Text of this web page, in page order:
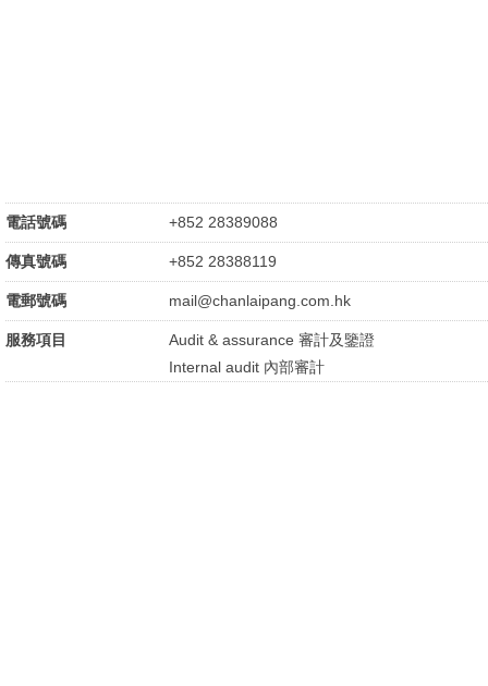
電話號碼 +852 28389088
傳真號碼 +852 28388119
電郵號碼 mail@chanlaipang.com.hk
服務項目
Audit & assurance 審計及鑒證
Internal audit 內部審計